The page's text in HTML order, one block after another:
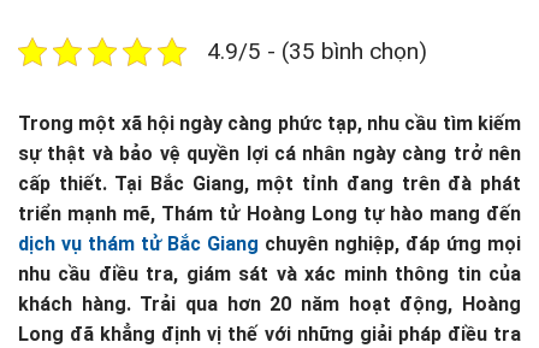
4.9/5 - (35 bình chọn)
Trong một xã hội ngày càng phức tạp, nhu cầu tìm kiếm
sự thật và bảo vệ quyền lợi cá nhân ngày càng trở nên
cấp thiết. Tại Bắc Giang, một tỉnh đang trên đà phát
triển mạnh mẽ, Thám tử Hoàng Long tự hào mang đến
dịch vụ thám tử Bắc Giang chuyên nghiệp, đáp ứng mọi
nhu cầu điều tra, giám sát và xác minh thông tin của
khách hàng. Trải qua hơn 20 năm hoạt động, Hoàng
Long đã khẳng định vị thế với những giải pháp điều tra